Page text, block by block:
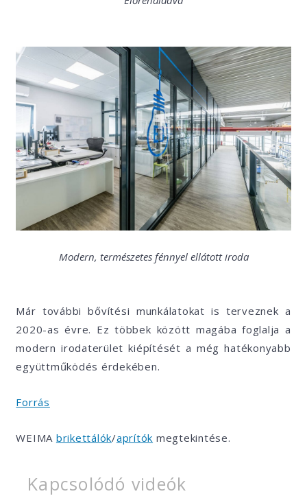
Modern, természetes fénnyel ellátott iroda
Már további bővítési munkálatokat is terveznek a
2020-as évre. Ez többek között magába foglalja a
modern irodaterület kiépítését a még hatékonyabb
együttműködés érdekében.
Forrás
WEIMA brikettálók/aprítók megtekintése.
Kapcsolódó videók